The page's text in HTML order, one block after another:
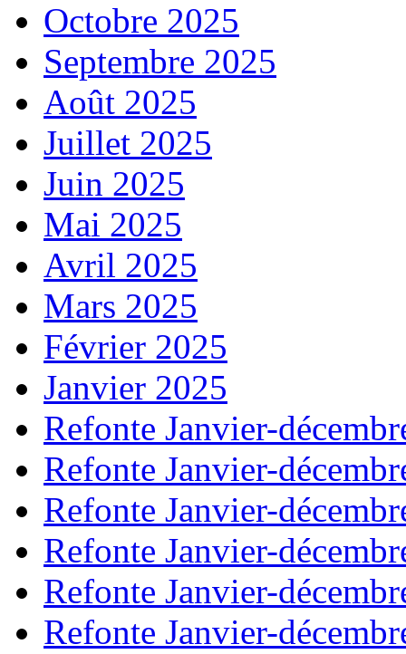
Octobre 2025
Septembre 2025
Août 2025
Juillet 2025
Juin 2025
Mai 2025
Avril 2025
Mars 2025
Février 2025
Janvier 2025
Refonte Janvier-
Refonte Janvier-
Refonte Janvier-
Refonte Janvier-
Refonte Janvier-
Refonte Janvier-